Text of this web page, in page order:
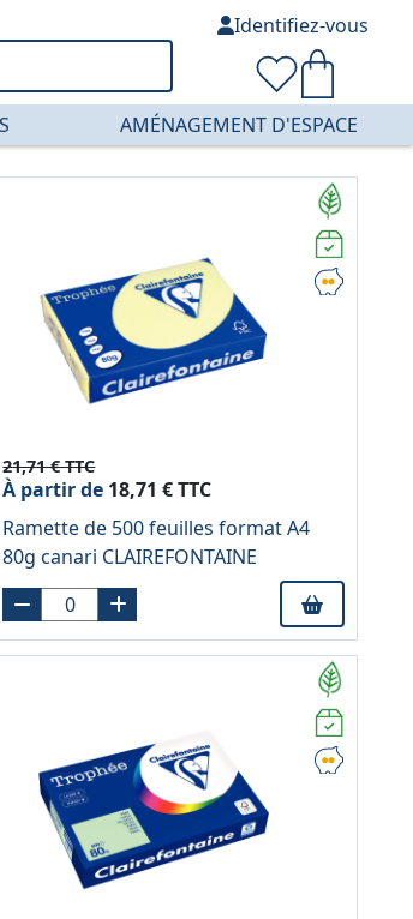
AMÉNAGEMENT D'ESPACE
Identifiez-vous
21,71 € TTC
À partir de 18,71 € TTC
Ramette de 500 feuilles format A4
80g canari CLAIREFONTAINE